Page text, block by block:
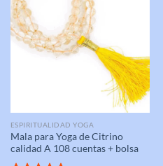
ESPIRITUALIDAD YOGA
Mala para Yoga de Citrino
calidad A 108 cuentas + bolsa